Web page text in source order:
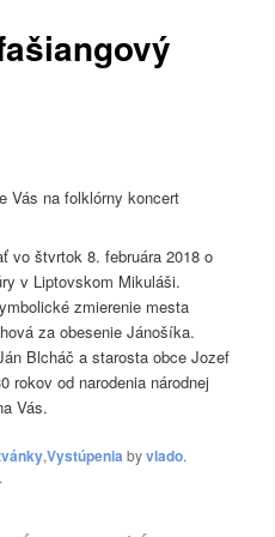
Vás na folklórny koncert
vo štvrtok 8. februára 2018 o
v Liptovskom Mikuláši.
zmierenie mesta
za obesenie Jánošíka.
Blcháč a starosta obce Jozef
rokov od narodenia národnej
Vás.
,Vystúpenia byvlado.
.